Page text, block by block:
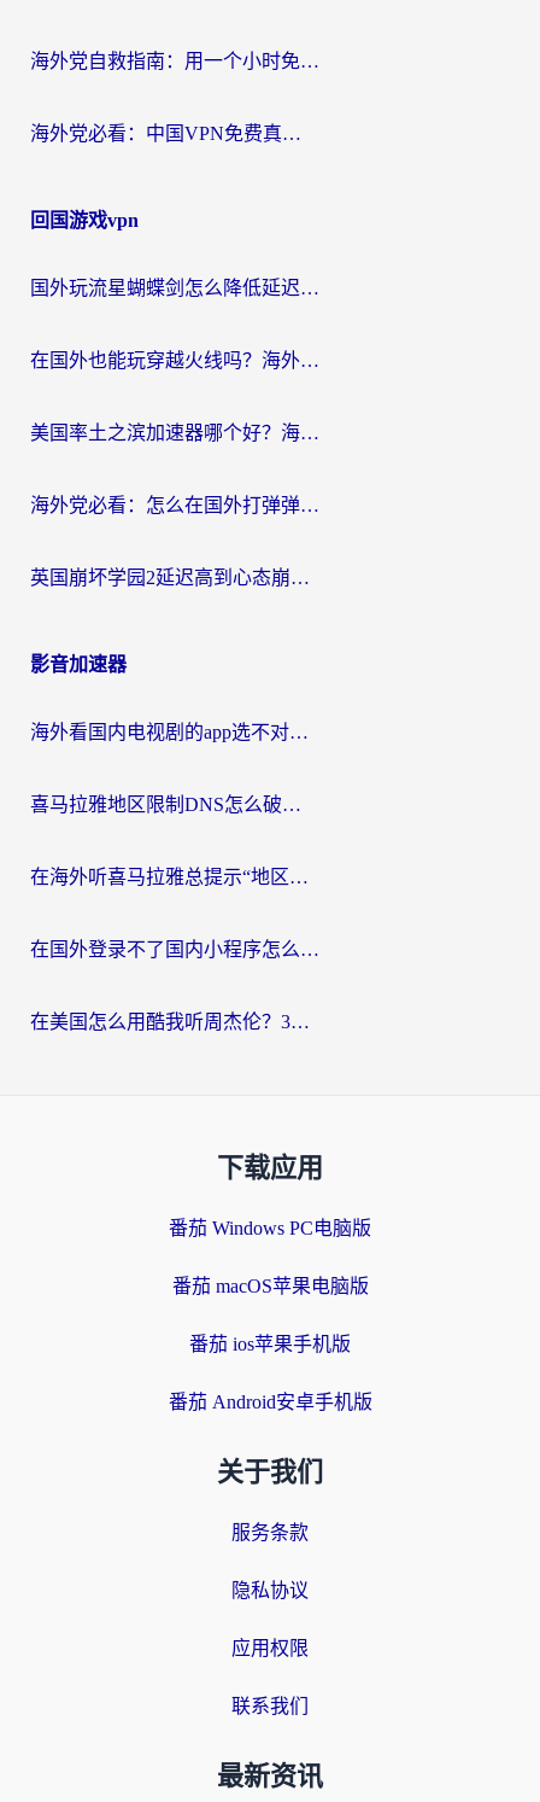
海外党自救指南：用一个小时免费加速器，轻松打破国内资源访问壁垒？
海外党必看：中国VPN免费真的靠谱吗？手把手教你选对回国加速器
回国游戏vpn
国外玩流星蝴蝶剑怎么降低延迟？海外党必看的加速秘籍（含欧洲鸣潮&彩虹岛优化攻略）
在国外也能玩穿越火线吗？海外玩家国服游戏畅玩终极指南
美国率土之滨加速器哪个好？海外党国服游戏畅玩终极指南（附多游戏解决方案）
海外党必看：怎么在国外打弹弹堂不卡？番茄加速器亲测指南
英国崩坏学园2延迟高到心态崩？海外党国服游戏加速终极指南
影音加速器
海外看国内电视剧的app选不对？这份回国加速器避坑指南帮你流畅追剧
喜马拉雅地区限制DNS怎么破？海外党听国内音乐听书的终极解决方案
在海外听喜马拉雅总提示“地区限制”？3步轻松解除+听国内音乐全攻略
在国外登录不了国内小程序怎么办？选对回国加速器，轻松解锁国内资源
在美国怎么用酷我听周杰伦？3步搞定海外听歌难题
下载应用
番茄 Windows PC电脑版
番茄 macOS苹果电脑版
番茄 ios苹果手机版
番茄 Android安卓手机版
关于我们
服务条款
隐私协议
应用权限
联系我们
最新资讯